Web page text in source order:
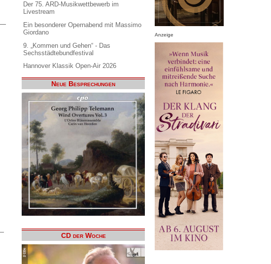
Der 75. ARD-Musikwettbewerb im
Livestream
Ein besonderer Opernabend mit Massimo
Giordano
9. „Kommen und Gehen“ - Das
Sechsstädtebundfestival
Hannover Klassik Open-Air 2026
Neue Besprechungen
CD der Woche
Anzeige